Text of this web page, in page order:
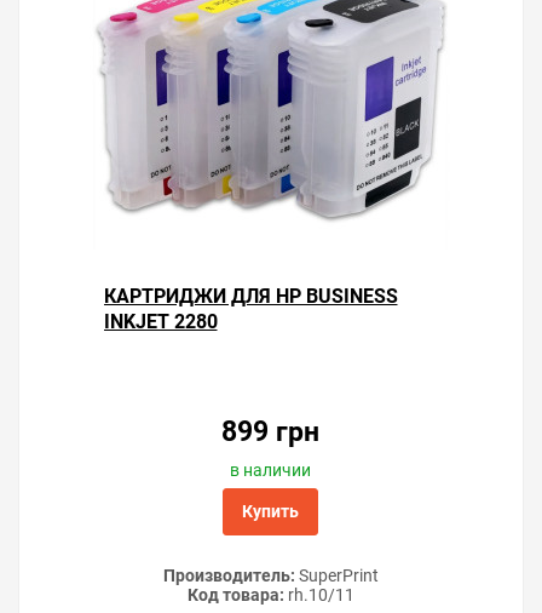
КАРТРИДЖИ ДЛЯ HP BUSINESS
INKJET 2280
899 грн
в наличии
Купить
Производитель: SuperPrint
Код товара: rh.10/11